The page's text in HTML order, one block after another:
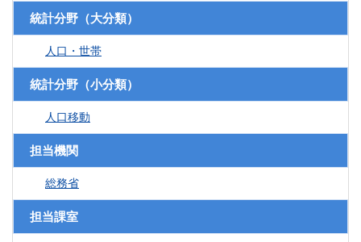
統計分野（大分類）
人口・世帯
統計分野（小分類）
人口移動
担当機関
総務省
担当課室